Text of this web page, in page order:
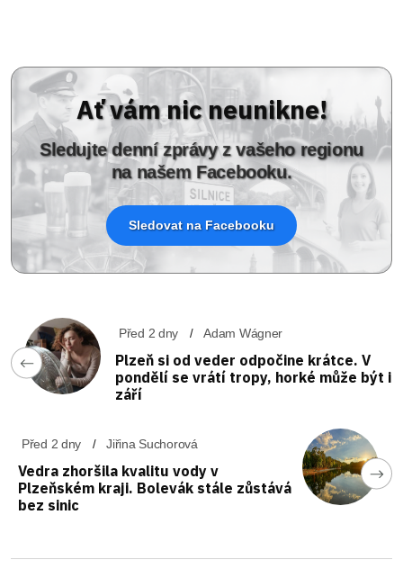
Ať vám nic neunikne!
Sledujte denní zprávy z vašeho regionu
na našem Facebooku.
Sledovat na Facebooku
Před 2 dny Adam Wágner
Plzeň si od veder odpočine krátce. V
pondělí se vrátí tropy, horké může být i
září
Před 2 dny Jiřina Suchorová
Vedra zhoršila kvalitu vody v
Plzeňském kraji. Bolevák stále zůstává
bez sinic